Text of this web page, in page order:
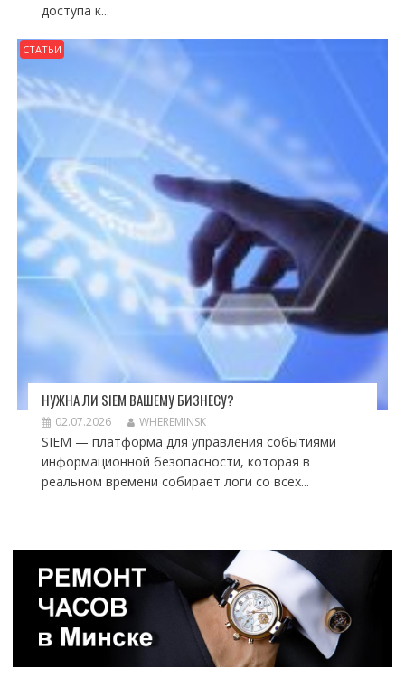
доступа к...
СТАТЬИ
НУЖНА ЛИ SIEM ВАШЕМУ БИЗНЕСУ?
02.07.2026 WHEREMINSK
SIEM — платформа для управления событиями
информационной безопасности, которая в
реальном времени собирает логи со всех...